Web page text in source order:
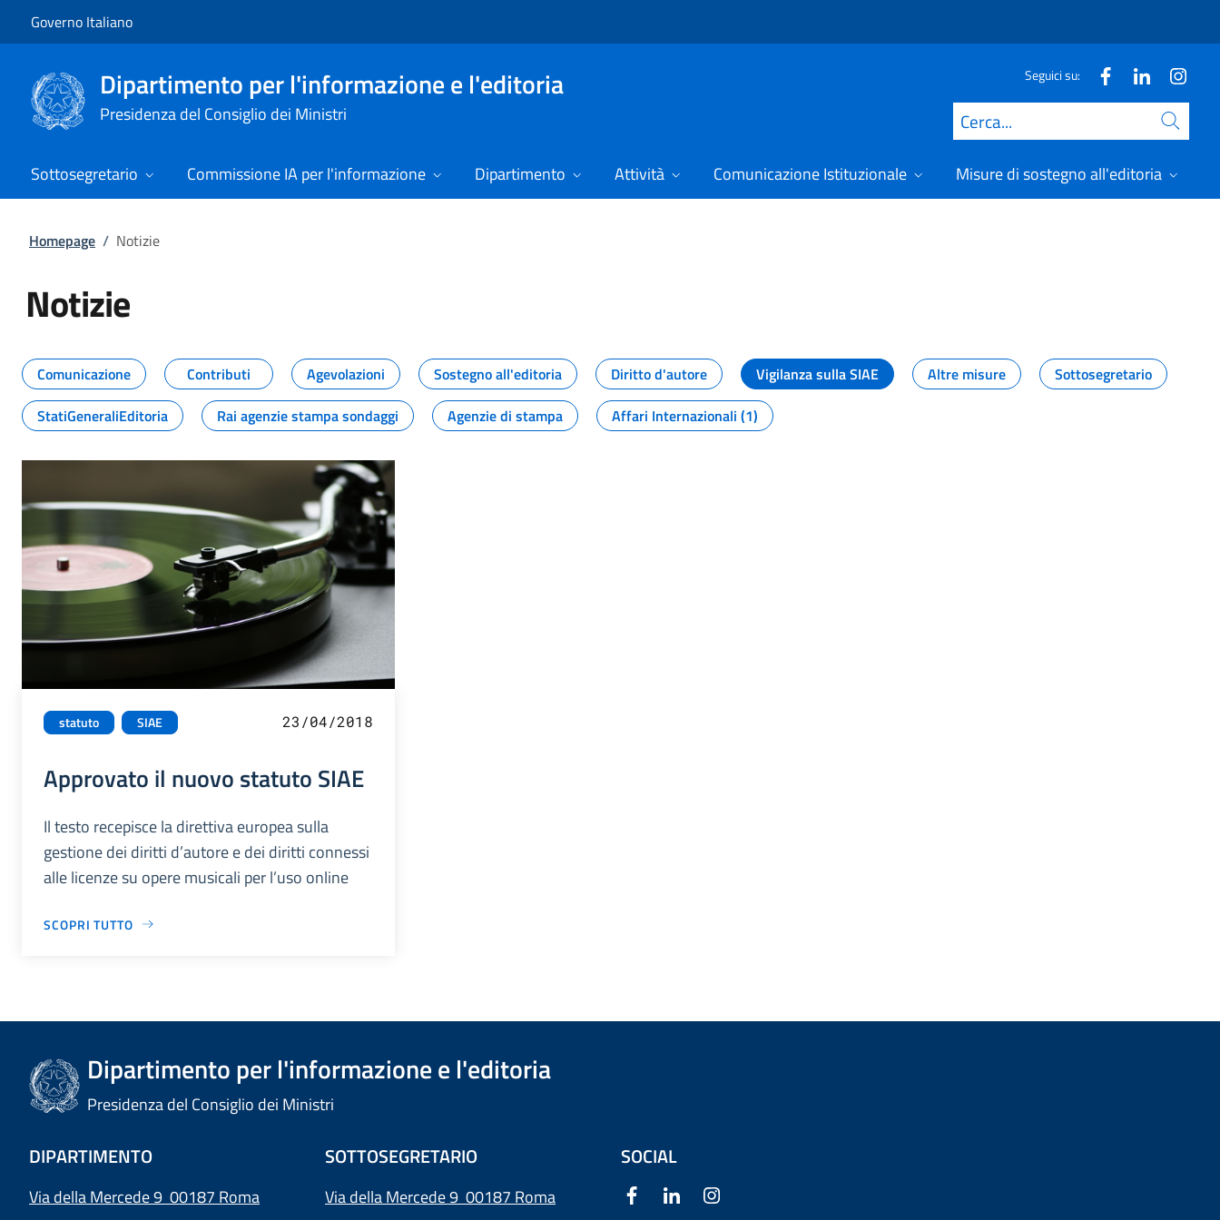
Governo Italiano
Dipartimento per l'informazione e l'editoria
Presidenza del Consiglio dei Ministri
Seguici su:
Cerca
Sottosegretario Commissione IA per l'informazione Dipartimento Attività Comunicazione Istituzionale Misure di sostegno all'editoria
Homepage / Notizie
Notizie
Tutti i contenuti della pagina Notizie
Comunicazione Contributi Agevolazioni Sostegno all'editoria Diritto d'autore Vigilanza sulla SIAE Altre misure
Sottosegretario
StatiGeneraliEditoria
Rai agenzie stampa sondaggi Agenzie di stampa Affari Internazionali (1)
statuto SIAE 23/04/2018
Approvato il nuovo statuto SIAE
Il testo recepisce la direttiva europea sulla
gestione dei diritti d’autore e dei diritti connessi
alle licenze su opere musicali per l’uso online
SCOPRI TUTTO
Dipartimento per l'informazione e l'editoria
Presidenza del Consiglio dei Ministri
DIPARTIMENTO
Via della Mercede 9 00187 Roma
SOTTOSEGRETARIO
Via della Mercede 9 00187 Roma
SOCIAL